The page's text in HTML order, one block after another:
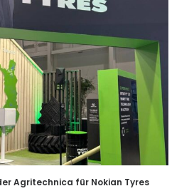
Agritechnica für Nokian Tyres